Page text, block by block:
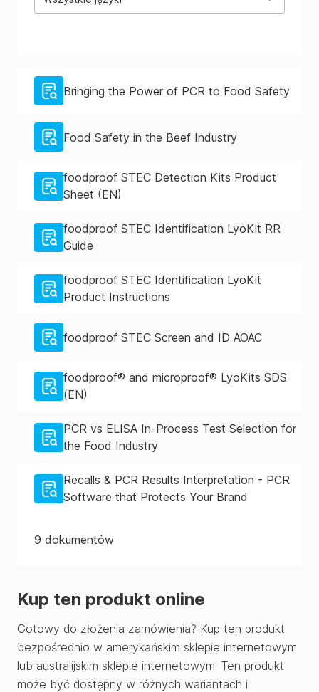
Bringing the Power of PCR to Food Safety
Food Safety in the Beef Industry
foodproof STEC Detection Kits Product
Sheet (EN)
foodproof STEC Identification LyoKit RR
Guide
foodproof STEC Identification LyoKit
Product Instructions
foodproof STEC Screen and ID AOAC
foodproof® and microproof® LyoKits SDS
(EN)
PCR vs ELISA In-Process Test Selection for
the Food Industry
Recalls & PCR Results Interpretation - PCR
Software that Protects Your Brand
9 dokumentów
Kup ten produkt online
Gotowy do złożenia zamówienia? Kup ten produkt
bezpośrednio w amerykańskim sklepie internetowym
lub australijskim sklepie internetowym. Ten produkt
może być dostępny w różnych wariantach i